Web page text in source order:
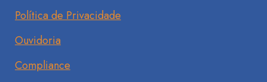
Política de Privacidade
Ouvidoria
Compliance